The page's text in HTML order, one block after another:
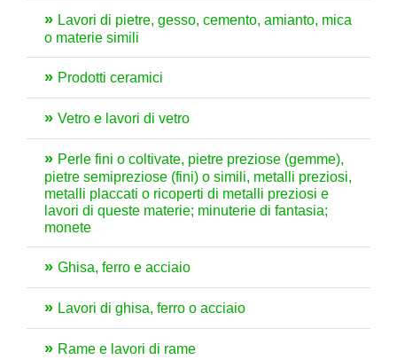
Lavori di pietre, gesso, cemento, amianto, mica
o materie simili
Prodotti ceramici
Vetro e lavori di vetro
Perle fini o coltivate, pietre preziose (gemme),
pietre semipreziose (fini) o simili, metalli preziosi,
metalli placcati o ricoperti di metalli preziosi e
lavori di queste materie; minuterie di fantasia;
monete
Ghisa, ferro e acciaio
Lavori di ghisa, ferro o acciaio
Rame e lavori di rame